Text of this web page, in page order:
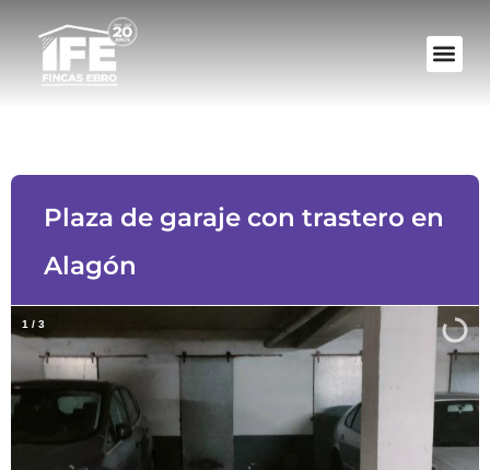
Plaza de garaje con trastero en
Alagón
1 / 3